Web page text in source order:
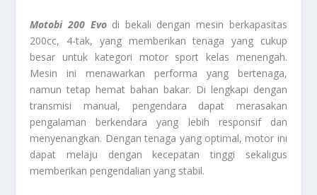
Motobi 200 Evodi bekali dengan mesin berkapasitas
200cc, 4-tak, yang memberikan tenaga yang cukup
besar untuk kategori motor sport kelas menengah.
Mesin ini menawarkan performa yang bertenaga,
namun tetap hemat bahan bakar. Di lengkapi dengan
transmisi manual, pengendara dapat merasakan
pengalaman berkendara yang lebih responsif dan
menyenangkan. Dengan tenaga yang optimal, motor ini
dapat melaju dengan kecepatan tinggi sekaligus
memberikan pengendalian yang stabil.